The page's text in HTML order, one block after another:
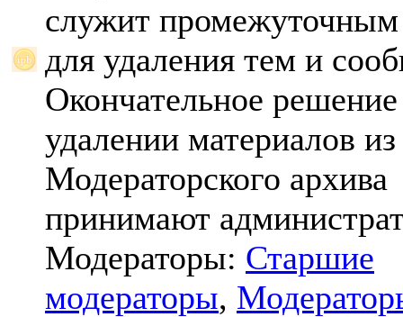
служит промежуточным
для удаления тем и
Окончательное
удалении материалов из
Модераторского архива
принимают
Модераторы: Старшие
модераторы,